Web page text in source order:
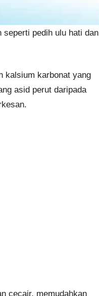
seperti pedih ulu hati dan
kalsium karbonat yang
asid perut daripada
cecair, memudahkan